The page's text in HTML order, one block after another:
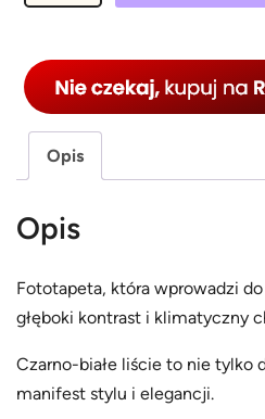
ć
C
n
b
i
ł
a
Opis
Opis
Fototapeta, która wprowadzi
głęboki kontrast i klimatyczny
Czarno-białe liście to nie tylko
manifest stylu i elegancji.